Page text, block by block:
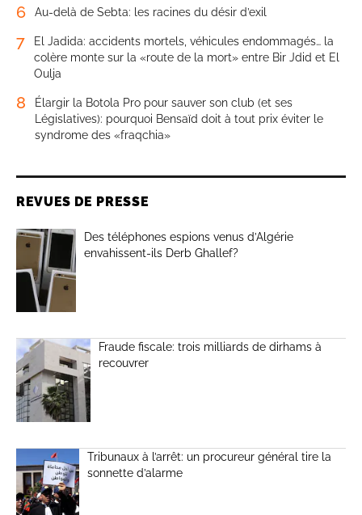
6 Au-delà de Sebta: les racines du désir d’exil
7
El Jadida: accidents mortels, véhicules endommagés… la
colère monte sur la «route de la mort» entre Bir Jdid et El
Oulja
8
Élargir la Botola Pro pour sauver son club (et ses
Législatives): pourquoi Bensaïd doit à tout prix éviter le
syndrome des «fraqchia»
REVUES DE PRESSE
Des téléphones espions venus d’Algérie
envahissent-ils Derb Ghallef?
Fraude fiscale: trois milliards de dirhams à
recouvrer
Tribunaux à l’arrêt: un procureur général tire la
sonnette d’alarme